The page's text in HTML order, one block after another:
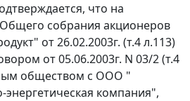
что на
собрания акционеров
от 26.02.2003г. (т.4 л.113)
от 05.06.2003г. N 03/2 (т.4
обществом с ООО "
энергетическая компания",